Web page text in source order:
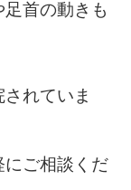
首の動きも
れていま
にご相談くだ